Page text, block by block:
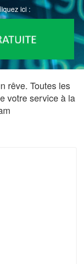
ici :
rêve. Toutes les
votre service à la